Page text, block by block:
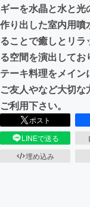
CAMPFIRE
ギーを水晶と水と光
作り出した室内用噴
ることで癒しとリラ
る空間を演出してお
テーキ料理をメイン
ご友人やなど大切な
ご利用下さい。
ポスト
LINEで送る
埋め込み